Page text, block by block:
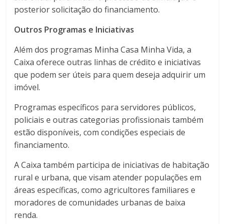
posterior solicitação do financiamento.
Outros Programas e Iniciativas
Além dos programas Minha Casa Minha Vida, a
Caixa oferece outras linhas de crédito e iniciativas
que podem ser úteis para quem deseja adquirir um
imóvel.
Programas específicos para servidores públicos,
policiais e outras categorias profissionais também
estão disponíveis, com condições especiais de
financiamento.
A Caixa também participa de iniciativas de habitação
rural e urbana, que visam atender populações em
áreas específicas, como agricultores familiares e
moradores de comunidades urbanas de baixa
renda.